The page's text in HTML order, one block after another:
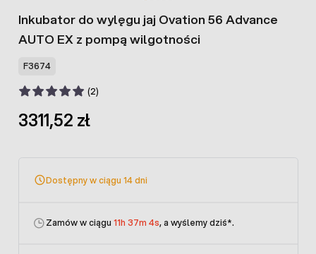
Inkubator do wylęgu jaj Ovation 56 Advance
AUTO EX z pompą wilgotności
F3674
(2)
3311,52 zł
Dostępny w ciągu 14 dni
Zamów w ciągu 11h 37m 4s, a wyślemy dziś*.